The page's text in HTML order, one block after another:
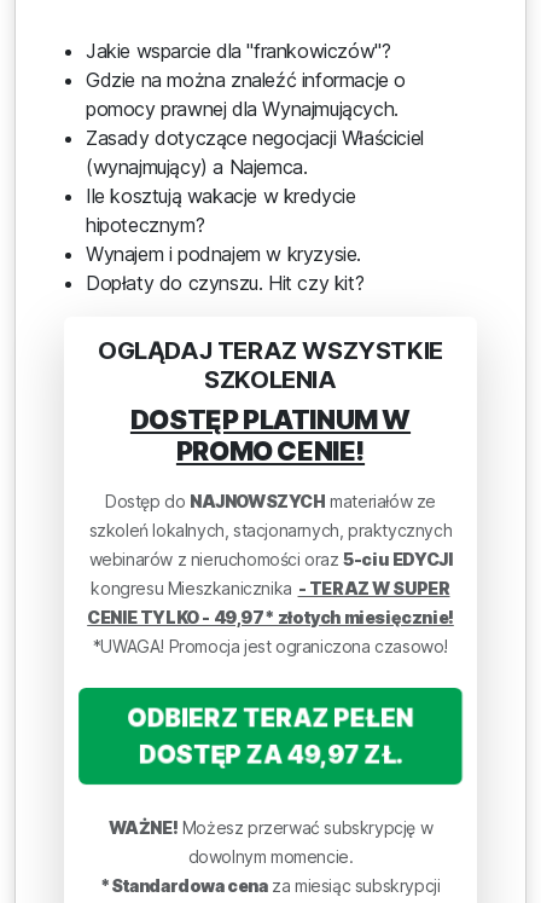
Jakie wsparcie dla "frankowiczów"?
Gdzie na można znaleźć informacje o
pomocy prawnej dla Wynajmujących.
Zasady dotyczące negocjacji Właściciel
(wynajmujący) a Najemca.
Ile kosztują wakacje w kredycie
hipotecznym?
Wynajem i podnajem w kryzysie.
Dopłaty do czynszu. Hit czy kit?
OGLĄDAJ TERAZ WSZYSTKIE
SZKOLENIA
DOSTĘP PLATINUM W
PROMO CENIE!
Dostęp do NAJNOWSZYCH materiałów ze
szkoleń lokalnych, stacjonarnych, praktycznych
webinarów z nieruchomości oraz5-ciu EDYCJI
kongresu Mieszkanicznika - TERAZ W SUPER
CENIE TYLKO - 49,97* złotych miesięcznie!
*UWAGA! Promocja jest ograniczona czasowo!
ODBIERZ TERAZ PEŁEN
DOSTĘP ZA 49,97 ZŁ.
WAŻNE! Możesz przerwać subskrypcję w
dowolnym momencie.
*Standardowa cenaza miesiąc subskrypcji